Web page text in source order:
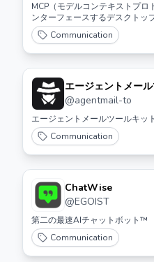
handle_message(msg): print('メッセージを受信:', msg)
msg, broadcast=True) if __name__ == '__main__':
HTMLテンプレー
下のコードを追加します。 ```html <!DOCTYPE
<title>Unichat Mcp</
src="https://
</script> </head> <body> <h1>Unichat
id="message"
onclick="sendMessage()">送
<script> var socket = io(); socket.on('message', function(msg) { var
item =
msg); document.getElementById('message').value = ''; } </script>
</body> </html> ``` サーバーの起動 サーバーを起動するには、以下のコ
マンドを実行します。 ```bash python your_server_file.py ``` 結論
で、基本的な
MCP（モデルコンテキストプロ
ンターフェースするデスクトッ
Communication
エージェントメー
@agentmail-to
エージェントメールツールキット
Communication
ChatWise
@EGOIST
第二の最速AIチャットボット™
Communication